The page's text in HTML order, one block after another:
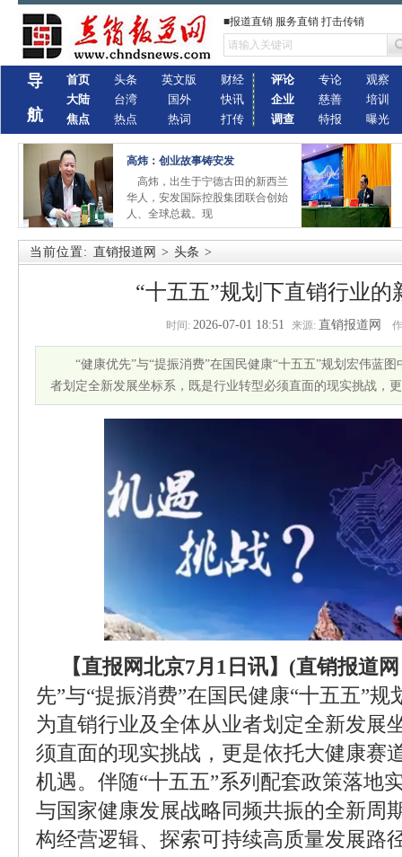
■报道直销 服务直销 打击传销
导
航
首页
大陆
焦点
头条
台湾
热点
英文版
国外
热词
财经
快讯
打传
评论
企业
调查
专论
慈善
特报
观察
培训
曝光
高炜：创业故事铸安发
高炜，出生于宁德古田的新西兰
华人，安发国际控股集团联合创始
人、全球总裁。现
当前位置: 直销报道网 > 头条 >
“十五五”规划下直销行业的
时间: 2026-07-01 18:51 来源: 直销报道网
“健康优先”与“提振消费”在国民健康“十五五”规划宏伟蓝
者划定全新发展坐标系，既是行业转型必须直面的现实挑战，
【直报网北京7月1日讯】(直销报道
先”与“提振消费”在国民健康“十五五”
为直销行业及全体从业者划定全新发展
须直面的现实挑战，更是依托大健康赛
机遇。伴随“十五五”系列配套政策落地
与国家健康发展战略同频共振的全新周
构经营逻辑、探索可持续高质量发展路